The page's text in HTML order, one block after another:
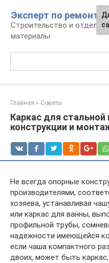
контенту
Эксперт по ремонту
Строительство и
материалы
Главная » Советы
Каркас для
конструкции и
Не всегда опорные
производителями,
хозяева, устанавливая
или каркас для ванны,
профильной трубы,
надежности имеющейся
если чаша компактного
двоих, может быть